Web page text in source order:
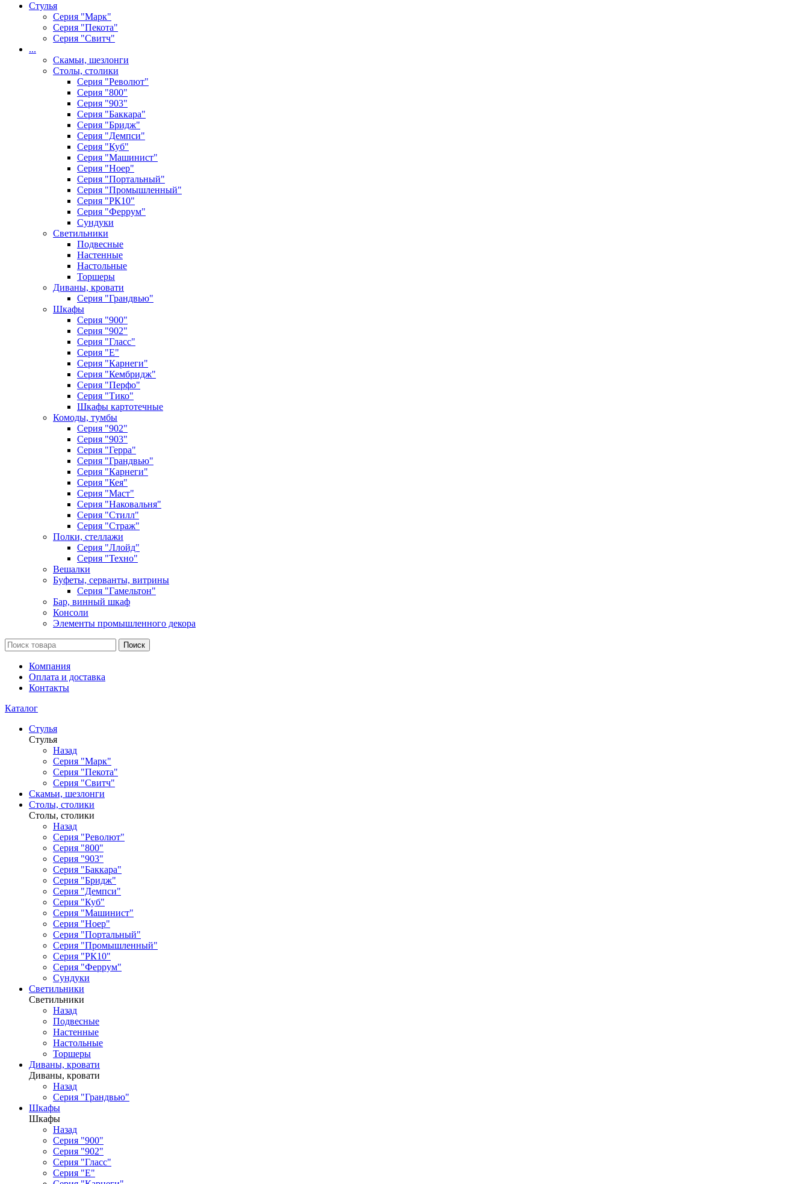
Стулья
Серия "Марк"
Серия "Пекота"
Серия "Свитч"
...
Скамьи, шезлонги
Столы, столики
Серия "Револют"
Серия "800"
Серия "903"
Серия "Баккара"
Серия "Бридж"
Серия "Демпси"
Серия "Куб"
Серия "Машинист"
Серия "Ноер"
Серия "Портальный"
Серия "Промышленный"
Серия "РК10"
Серия "Феррум"
Сундуки
Светильники
Подвесные
Настенные
Настольные
Торшеры
Диваны, кровати
Серия "Грандвью"
Шкафы
Серия "900"
Серия "902"
Серия "Гласс"
Серия "Е"
Серия "Карнеги"
Серия "Кембридж"
Серия "Перфо"
Серия "Тико"
Шкафы картотечные
Комоды, тумбы
Серия "902"
Серия "903"
Серия "Герра"
Серия "Грандвью"
Серия "Карнеги"
Серия "Кея"
Серия "Маст"
Серия "Наковальня"
Серия "Стилл"
Серия "Страж"
Полки, стеллажи
Серия "Ллойд"
Серия "Техно"
Вешалки
Буфеты, серванты, витрины
Серия "Гамельтон"
Бар, винный шкаф
Консоли
Элементы промышленного декора
Поиск
Компания
Оплата и доставка
Контакты
Каталог
Стулья
Стулья
Назад
Серия "Марк"
Серия "Пекота"
Серия "Свитч"
Скамьи, шезлонги
Столы, столики
Столы, столики
Назад
Серия "Револют"
Серия "800"
Серия "903"
Серия "Баккара"
Серия "Бридж"
Серия "Демпси"
Серия "Куб"
Серия "Машинист"
Серия "Ноер"
Серия "Портальный"
Серия "Промышленный"
Серия "РК10"
Серия "Феррум"
Сундуки
Светильники
Светильники
Назад
Подвесные
Настенные
Настольные
Торшеры
Диваны, кровати
Диваны, кровати
Назад
Серия "Грандвью"
Шкафы
Шкафы
Назад
Серия "900"
Серия "902"
Серия "Гласс"
Серия "Е"